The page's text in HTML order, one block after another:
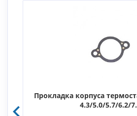
Прокладка корпуса
4.3/5.0/5.7/6.2/